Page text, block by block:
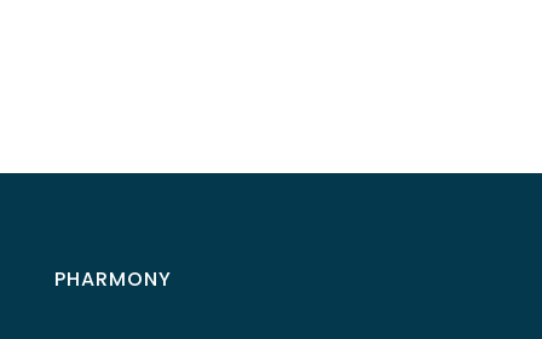
PHARMONY